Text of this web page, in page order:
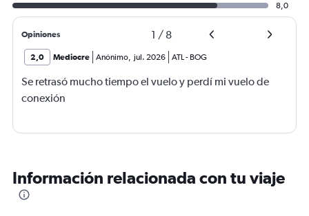
8,0
Opiniones 1 / 8
2,0 Mediocre Anónimo, jul. 2026 ATL- BOG
Se retrasó mucho tiempo el vuelo y perdí mi vuelo de
conexión
Información relacionada con tu viaje